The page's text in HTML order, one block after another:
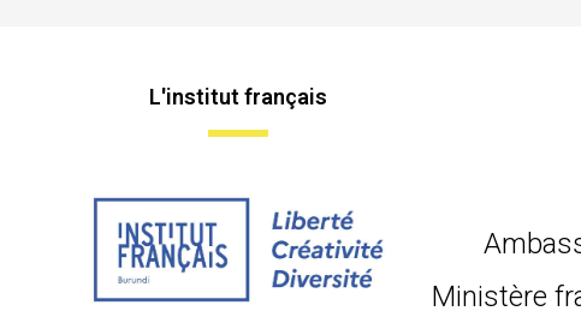
L'institut français
Ministère